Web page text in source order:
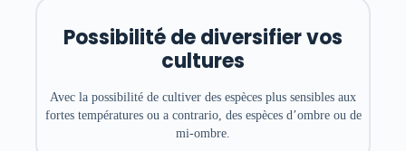
Possibilité dediversifier vos
cultures
Avec la possibilité de cultiver des espèces plus sensibles aux
fortes températures ou a contrario, des espèces d’ombre ou de
mi-ombre.